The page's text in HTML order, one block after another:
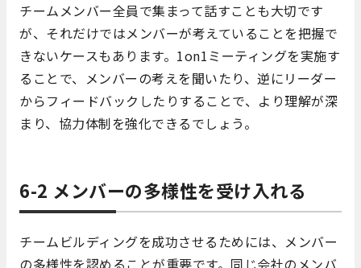
チームメンバー全員で集まって話すことも大切です
が、それだけではメンバーが考えていることを把握で
きないケースもあります。1on1ミーティングを実施す
ることで、メンバーの考えを聞いたり、逆にリーダー
からフィードバックしたりすることで、より理解が深
まり、協力体制を強化できるでしょう。
6-2 メンバーの多様性を受け入れる
チームビルディングを成功させるためには、メンバー